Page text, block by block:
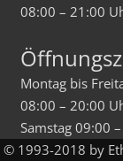
08:00 – 21:00
Montag bis
08:00 – 20:00
Samstag 09:00
© 1993-2018 by